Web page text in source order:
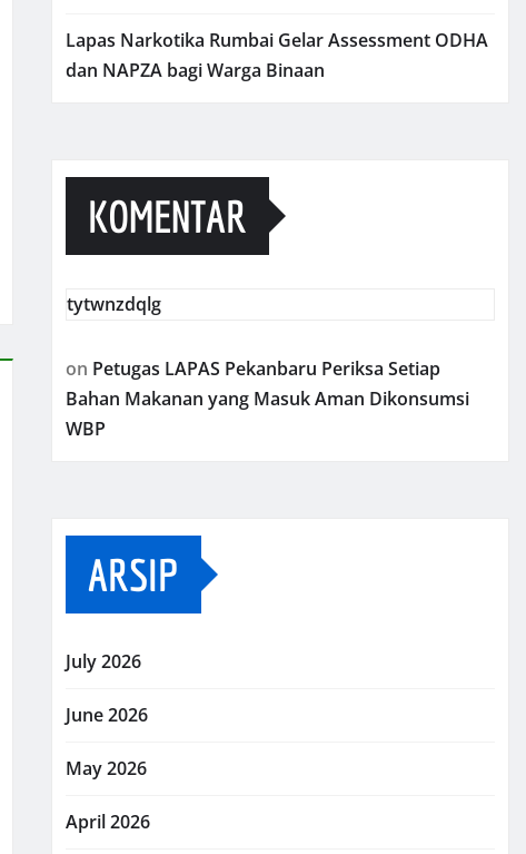
Lapas Narkotika Rumbai Gelar Assessment ODHA
dan NAPZA bagi Warga Binaan
KOMENTAR
tytwnzdqlg
on Petugas LAPAS Pekanbaru Periksa Setiap
Bahan Makanan yang Masuk Aman Dikonsumsi
WBP
ARSIP
July 2026
June 2026
May 2026
April 2026